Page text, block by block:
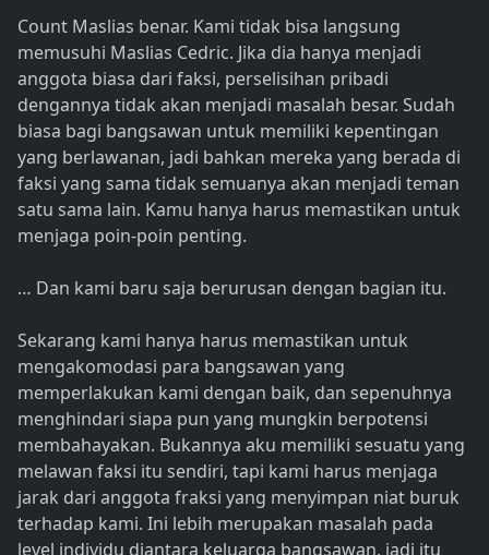
Count Maslias benar. Kami tidak bisa langsung
memusuhi Maslias Cedric. Jika dia hanya menjadi
anggota biasa dari faksi, perselisihan pribadi
dengannya tidak akan menjadi masalah besar. Sudah
biasa bagi bangsawan untuk memiliki kepentingan
yang berlawanan, jadi bahkan mereka yang berada di
faksi yang sama tidak semuanya akan menjadi teman
satu sama lain. Kamu hanya harus memastikan untuk
menjaga poin-poin penting.
… Dan kami baru saja berurusan dengan bagian itu.
Sekarang kami hanya harus memastikan untuk
mengakomodasi para bangsawan yang
memperlakukan kami dengan baik, dan sepenuhnya
menghindari siapa pun yang mungkin berpotensi
membahayakan. Bukannya aku memiliki sesuatu yang
melawan faksi itu sendiri, tapi kami harus menjaga
jarak dari anggota fraksi yang menyimpan niat buruk
terhadap kami. Ini lebih merupakan masalah pada
level individu diantara keluarga bangsawan, jadi itu